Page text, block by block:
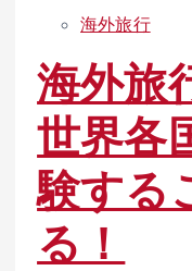
海外旅行
海外旅
世界各
験する
る！